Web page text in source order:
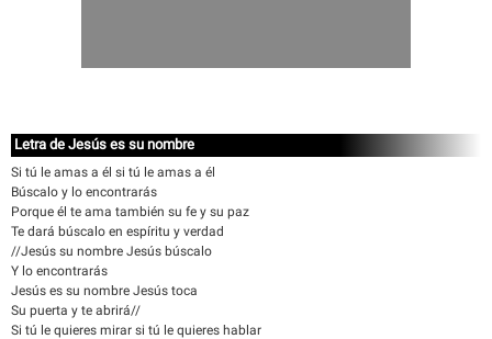
Letra de Jesús es su nombre
Si tú le amas a él si tú le amas a él
Búscalo y lo encontrarás
Porque él te ama también su fe y su paz
Te dará búscalo en espíritu y verdad
//Jesús su nombre Jesús búscalo
Y lo encontrarás
Jesús es su nombre Jesús toca
Su puerta y te abrirá//
Si tú le quieres mirar si tú le quieres hablar